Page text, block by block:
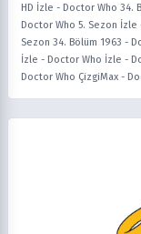
HD İzle - Doctor Who 34.
Doctor Who 5. Sezon İzle
Sezon 34. Bölüm 1963 -
İzle - Doctor Who İzle -
Doctor Who ÇizgiMax -